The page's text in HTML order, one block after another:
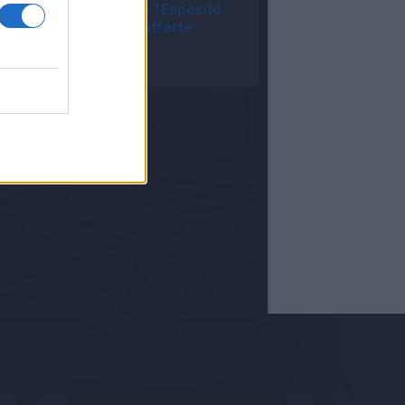
Cagliari, dg Melis: "Esposito
via, ma solo con offerte